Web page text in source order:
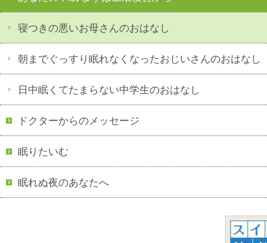
寝つきの悪いお母さんのおはなし
朝までぐっすり眠れなくなったおじいさんのおはなし
日中眠くてたまらない中学生のおはなし
ドクターからのメッセージ
眠りたいむ
眠れぬ夜のあなたへ